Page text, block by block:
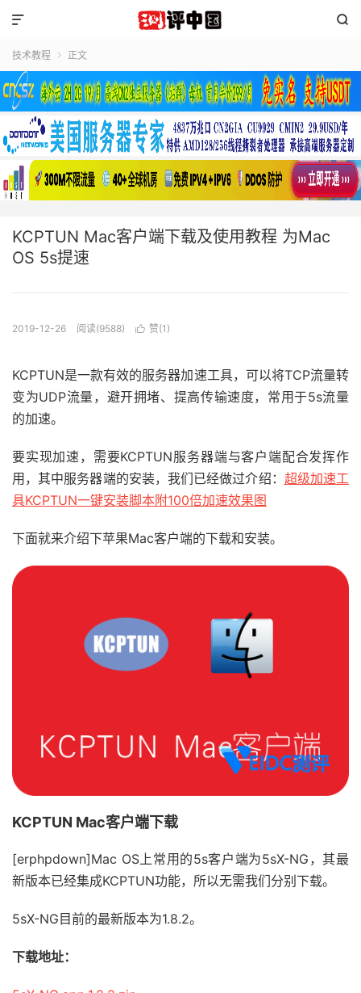


技术教程  正文
KCPTUN Mac客户端下载及使用教程 为Mac
OS 5s提速
2019-12-26 阅读(9588)  赞(1 )
KCPTUN是一款有效的服务器加速工具，可以将TCP流量转
变为UDP流量，避开拥堵、提高传输速度，常用于5s流量
的加速。
要实现加速，需要KCPTUN服务器端与客户端配合发挥作
用，其中服务器端的安装，我们已经做过介绍： 超级加速工
具KCPTUN一键安装脚本附100倍加速效果图
下面就来介绍下苹果Mac客户端的下载和安装。
KCPTUN Mac客户端下载
[erphpdown]Mac OS上常用的5s客户端为5sX-NG，其最
新版本已经集成KCPTUN功能，所以无需我们分别下载。
5sX-NG目前的最新版本为1.8.2。
下载地址：